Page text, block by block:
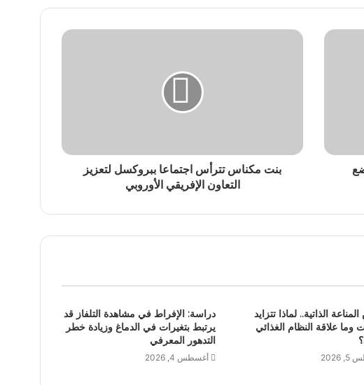
بنت مكناس تترأس اجتماعا ببروكسل لتعزيز
التعاون الإفريقي الأوروبي
الذاتية.. لماذا تتزايد
وما علاقة النظام الغذائي
دراسة: الإفراط في مشاهدة التلفاز قد
يرتبط بتغيرات في الدماغ وزيادة خطر
التدهور المعرفي
أغسطس 4, 2026